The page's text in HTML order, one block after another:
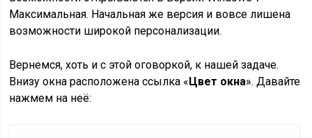
Максимальная. Начальная же версия и вовсе лишена
возможности широкой персонализации.
Вернемся, хоть и с этой оговоркой, к нашей задаче.
Внизу окна расположена ссылка « Цвет окна». Давайте
нажмем на неё: